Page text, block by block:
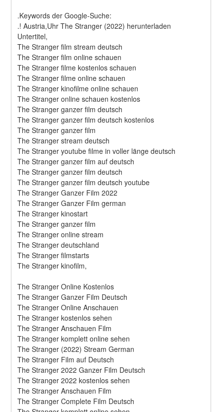
.Keywords der Google-Suche:
.! Austria,Uhr The Stranger (2022) herunterladen
Untertitel,
The Stranger film stream deutsch
The Stranger film online schauen
The Stranger filme kostenlos schauen
The Stranger filme online schauen
The Stranger kinofilme online schauen
The Stranger online schauen kostenlos
The Stranger ganzer film deutsch
The Stranger ganzer film deutsch kostenlos
The Stranger ganzer film
The Stranger stream deutsch
The Stranger youtube filme in voller länge deutsch
The Stranger ganzer film auf deutsch
The Stranger ganzer film deutsch
The Stranger ganzer film deutsch youtube
The Stranger Ganzer Film 2022
The Stranger Ganzer Film german
The Stranger kinostart
The Stranger ganzer film
The Stranger online stream
The Stranger deutschland
The Stranger filmstarts
The Stranger kinofilm,
The Stranger Online Kostenlos
The Stranger Ganzer Film Deutsch
The Stranger Online Anschauen
The Stranger kostenlos sehen
The Stranger Anschauen Film
The Stranger komplett online sehen
The Stranger (2022) Stream German
The Stranger Film auf Deutsch
The Stranger 2022 Ganzer Film Deutsch
The Stranger 2022 kostenlos sehen
The Stranger Anschauen Film
The Stranger Complete Film Deutsch